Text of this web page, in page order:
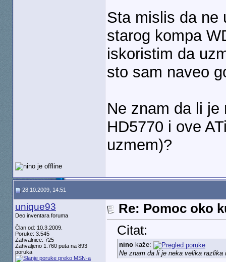
Sta mislis da ne
starog kompa
iskoristim da
sto sam naveo
Ne znam da li je
HD5770 i ove
uzmem)?
28.10.2009, 14:51
unique93
Deo inventara foruma
Član od: 10.3.2009.
Poruke: 3.545
Zahvalnice: 725
Zahvaljeno 1.760 puta na 893
poruka
Re: Pomoc oko
Citat:
ninokaže:
Ne znam da li je neka velika razlika